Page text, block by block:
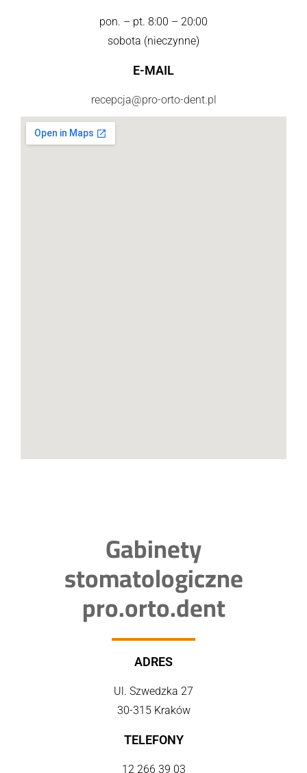
pon. – pt. 8:00 – 20:00
sobota (nieczynne)
E-MAIL
recepcja@pro-orto-dent.pl
Gabinety
stomatologiczne
pro.orto.dent
ADRES
Ul. Szwedzka 27
30-315 Kraków
TELEFONY
12 266 39 03